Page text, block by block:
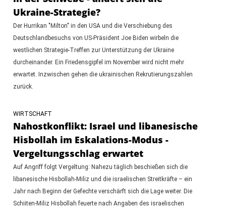
Ukraine-Strategie?
Der Hurrikan "Milton" in den USA und die Verschiebung des
Deutschlandbesuchs von US-Präsident Joe Biden wirbeln die
westlichen Strategie-Treffen zur Unterstützung der Ukraine
durcheinander. Ein Friedensgipfel im November wird nicht mehr
erwartet. Inzwischen gehen die ukrainischen Rekrutierungszahlen
zurück.
WIRTSCHAFT
Nahostkonflikt: Israel und libanesische
Hisbollah im Eskalations-Modus -
Vergeltungsschlag erwartet
Auf Angriff folgt Vergeltung: Nahezu täglich beschießen sich die
libanesische Hisbollah-Miliz und die israelischen Streitkräfte – ein
Jahr nach Beginn der Gefechte verschärft sich die Lage weiter. Die
Schiiten-Miliz Hisbollah feuerte nach Angaben des israelischen